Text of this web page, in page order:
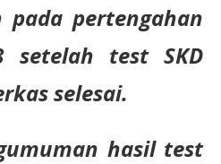
pertengahan
setelah test SKD
selesai.
hasil test